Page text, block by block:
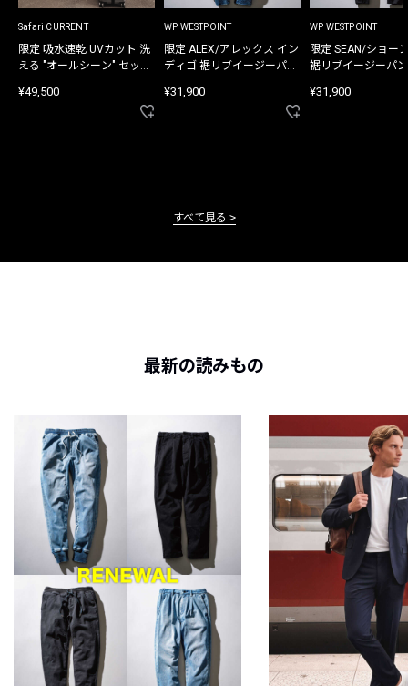
Safari CURRENT
限定 吸水速乾 UVカット 洗
える "オールシーン" セット
¥49,500
WP WESTPOINT
限定 ALEX/アレックス イン
ディゴ 裾リブイージーパン
¥31,900
WP WESTPOINT
限定 SEAN/ショー
裾リブイージーパ
¥31,900
すべて見る
最新の読みもの